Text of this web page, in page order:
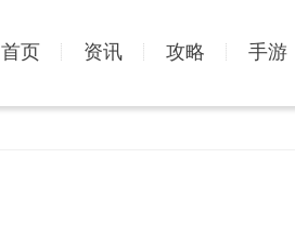
首页 资讯 攻略 手游